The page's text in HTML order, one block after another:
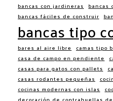
bancas con jardineras bancas
bancas fáciles de construir
bancas tipo
bares al aire libre
camas tipo
casa de campo en pendiente
casas para gatos con pallets
casas rodantes pequeñas
cocinas modernas con islas
decoración de contrahuellas